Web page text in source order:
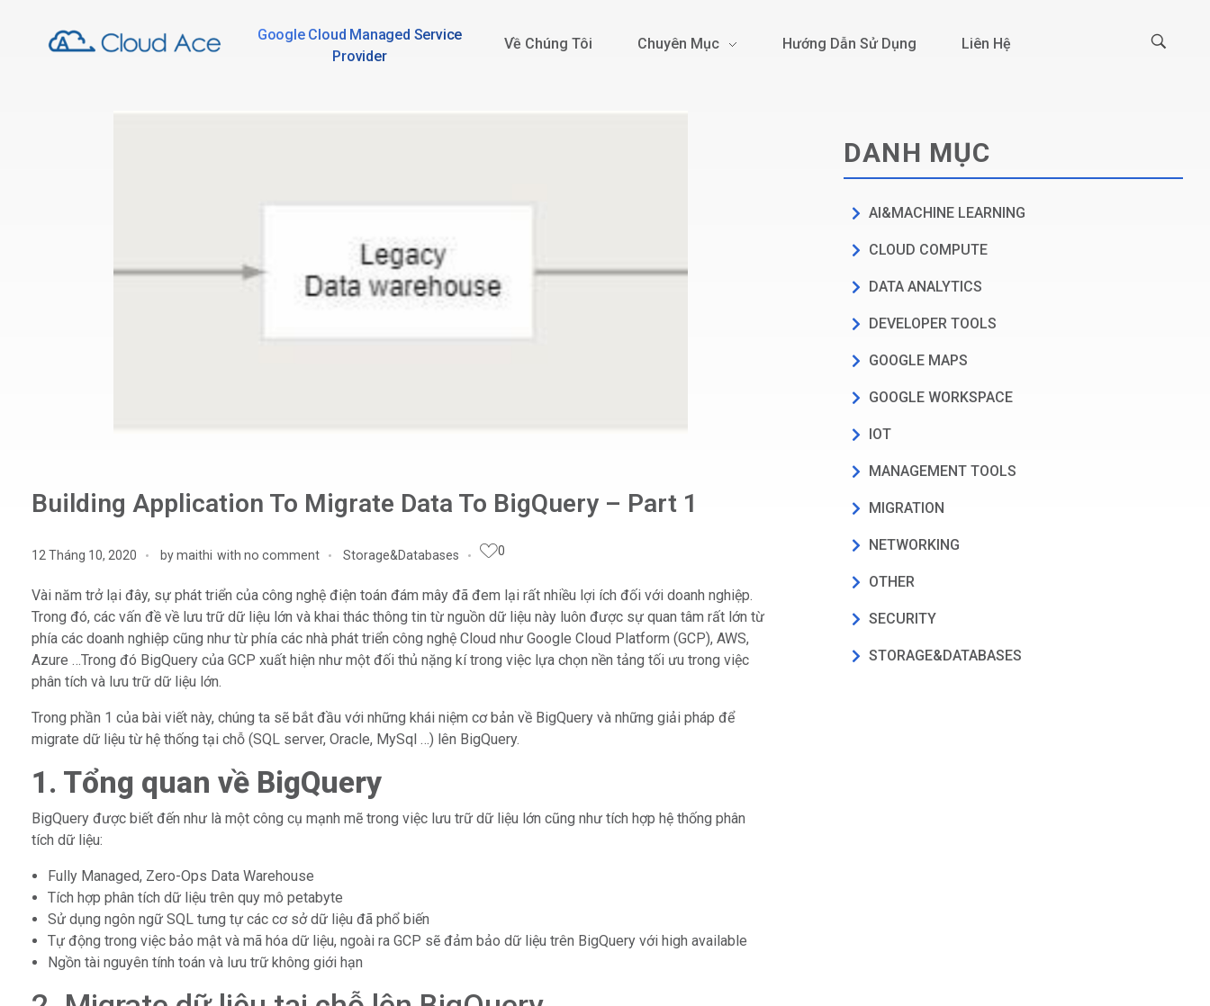
Google Cloud Managed Service
Provider
Về Chúng Tôi Chuyên Mục Hướng Dẫn Sử Dụng Liên Hệ
Building Application To Migrate Data To BigQuery – Part 1
12 Tháng 10, 2020 bymaithi with no comment Storage&Databases 0
Vài năm trở lại đây, sự phát triển của công nghệ điện toán đám mây đã đem lại rất nhiều lợi ích đối với doanh nghiệp.
Trong đó, các vấn đề về lưu trữ dữ liệu lớn và khai thác thông tin từ nguồn dữ liệu này luôn được sự quan tâm rất lớn từ
phía các doanh nghiệp cũng như từ phía các nhà phát triển công nghệ Cloud như Google Cloud Platform (GCP), AWS,
Azure …Trong đó BigQuery của GCP xuất hiện như một đối thủ nặng kí trong việc lựa chọn nền tảng tối ưu trong việc
phân tích và lưu trữ dữ liệu lớn.
Trong phần 1 của bài viết này, chúng ta sẽ bắt đầu với những khái niệm cơ bản về BigQuery và những giải pháp để
migrate dữ liệu từ hệ thống tại chỗ (SQL server, Oracle, MySql …) lên BigQuery.
1. Tổng quan về BigQuery
BigQuery được biết đến như là một công cụ mạnh mẽ trong việc lưu trữ dữ liệu lớn cũng như tích hợp hệ thống phân
tích dữ liệu:
Fully Managed, Zero-Ops Data Warehouse
Tích hợp phân tích dữ liệu trên quy mô petabyte
Sử dụng ngôn ngữ SQL tưng tự các cơ sở dữ liệu đã phổ biến
Tự động trong việc bảo mật và mã hóa dữ liệu, ngoài ra GCP sẽ đảm bảo dữ liệu trên BigQuery với high available
Ngồn tài nguyên tính toán và lưu trữ không giới hạn
DANH MỤC
AI&MACHINE LEARNING
CLOUD COMPUTE
DATA ANALYTICS
DEVELOPER TOOLS
GOOGLE MAPS
GOOGLE WORKSPACE
IOT
MANAGEMENT TOOLS
MIGRATION
NETWORKING
OTHER
SECURITY
STORAGE&DATABASES